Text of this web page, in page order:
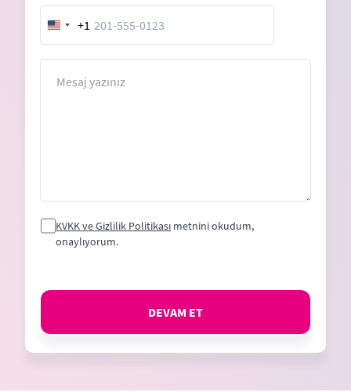
United
States
+1
KVKK ve Gizlilik Politikası metnini okudum,
onaylıyorum.
DEVAM ET